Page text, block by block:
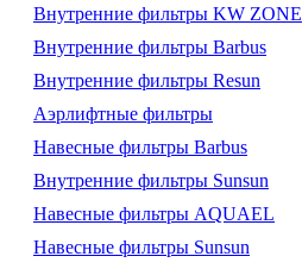
Внутренние фильтры KW ZONE
Внутренние фильтры Barbus
Внутренние фильтры Resun
Аэрлифтные фильтры
Навесные фильтры Barbus
Внутренние фильтры Sunsun
Навесные фильтры AQUAEL
Навесные фильтры Sunsun